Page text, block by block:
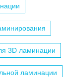
3D ламинации
ламинации